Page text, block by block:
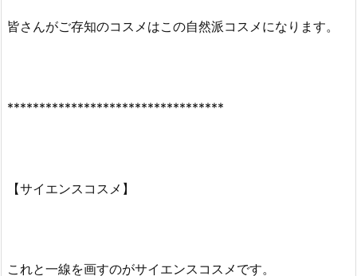
皆さんがご存知のコスメはこの自然派コスメになります。
**********************************
【サイエンスコスメ】
これと一線を画すのがサイエンスコスメです。